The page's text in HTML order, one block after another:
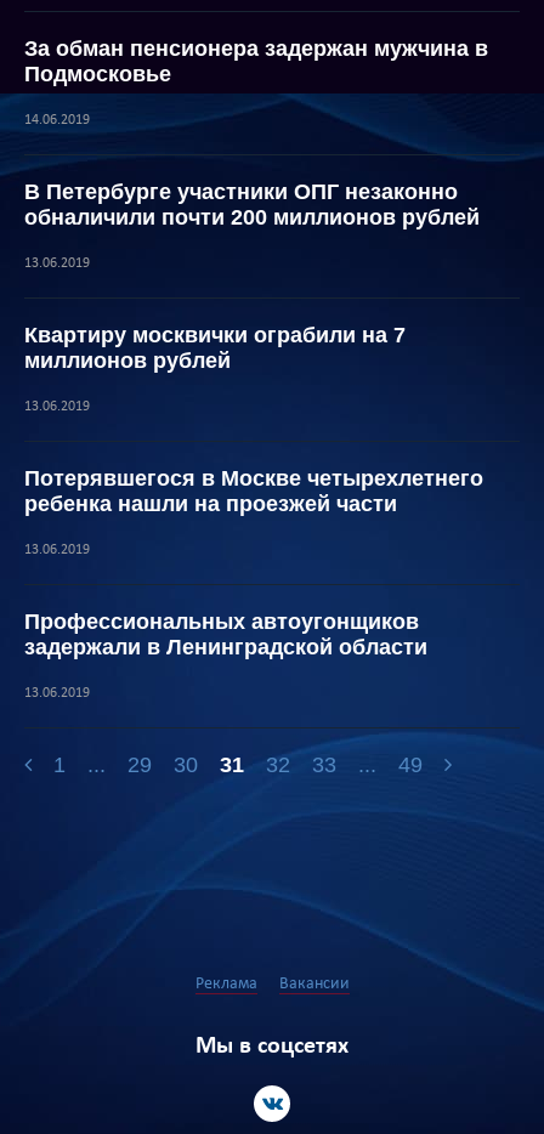
За обман пенсионера задержан мужчина в
Подмосковье
14.06.2019
В Петербурге участники ОПГ незаконно
обналичили почти 200 миллионов рублей
13.06.2019
Квартиру москвички ограбили на 7
миллионов рублей
13.06.2019
Потерявшегося в Москве четырехлетнего
ребенка нашли на проезжей части
13.06.2019
Профессиональных автоугонщиков
задержали в Ленинградской области
13.06.2019
1 ... 29 30 31 32 33 ... 49
Реклама Вакансии
Мы в соцсетях